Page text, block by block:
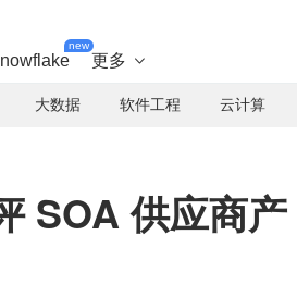
new
更多 
大数据 软件工程 云计算
SOA 供应商产